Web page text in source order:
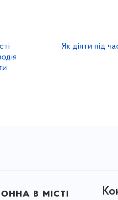
Як діяти під
в місті